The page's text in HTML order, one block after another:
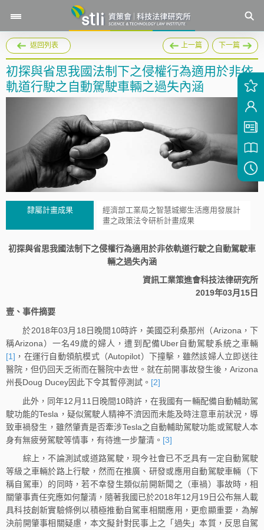
返回列表 上一篇 下一篇
初探與省思我國法制下之侵權行為適用於非依
軌道行駛之自動駕駛車輛之過失內涵
隸屬計畫成果
經濟部工業局之智慧城鄉生活應用發展計
畫之政策法令研析計畫成果
初探與省思我國法制下之侵權行為適用於非依軌道行駛之自動駕駛車
輛之過失內涵
資訊工業策進會科技法律研究所
2019年03月15日
壹、事件摘要
於2018年03月18日晚間10時許，美國亞利桑那州（Arizona，下
稱Arizona）一名49歲的婦人，遭到配備Uber自動駕駛系統之車輛
[1] ，在運行自動領航模式（Autopilot）下撞擊，雖然該婦人立即送往
醫院，但仍回天乏術而在醫院中去世。就在前開事故發生後，Arizona
州長Doug Ducey因此下令其暫停測試。 [2]
此外，同年12月11日晚間10時許，在我國有一輛配備自動輔助駕
駛功能的Tesla，疑似駕駛人精神不濟因而未能及時注意車前狀況，導
致車禍發生，雖然肇責是否牽涉Tesla之自動輔助駕駛功能或駕駛人本
身有無疲勞駕駛等情事，有待進一步釐清。 [3]
綜上，不論測試或道路駕駛，現今社會已不乏具有一定自動駕駛
等級之車輛於路上行駛，然而在推廣、研發或應用自動駕駛車輛（下
稱自駕車）的同時，若不幸發生類似前開新聞之（車禍）事故時，相
關肇事責任究應如何釐清，隨著我國已於2018年12月19日公布無人載
具科技創新實驗條例以積極推動自駕車相關應用，更愈顯重要，為解
決前開肇事相關疑慮，本文擬針對民事上之「過失」本質，反思自駕